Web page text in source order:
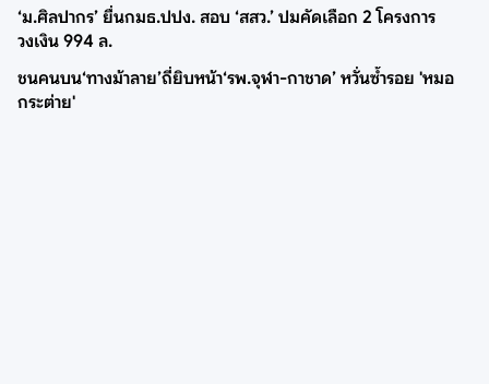
‘ม.ศิลปากร’ ยื่นกมธ.ปปง. สอบ ‘สสว.’ ปมคัดเลือก 2 โครงการ
วงเงิน 994 ล.
ชนคนบน‘ทางม้าลาย’ถี่ยิบหน้า‘รพ.จุฬา-กาชาด’ หวั่นซ้ำรอย 'หมอ
กระต่าย'